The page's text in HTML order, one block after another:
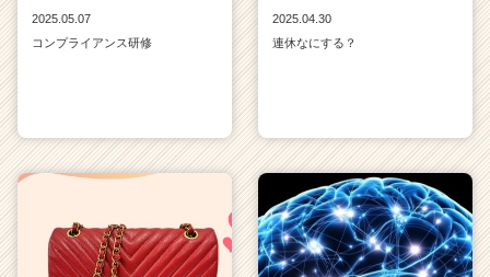
2025.05.07
コンプライアンス研修
2025.04.30
連休なにする？